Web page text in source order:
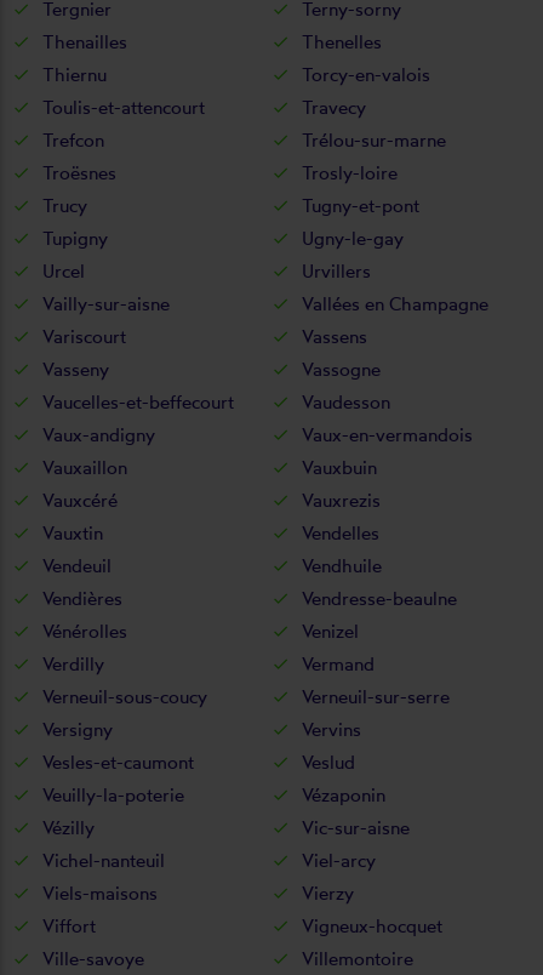
Tergnier
Terny-sorny
Thenailles
Thenelles
Thiernu
Torcy-en-valois
Toulis-et-attencourt
Travecy
Trefcon
Trélou-sur-marne
Troësnes
Trosly-loire
Trucy
Tugny-et-pont
Tupigny
Ugny-le-gay
Urcel
Urvillers
Vailly-sur-aisne
Vallées en Champagne
Variscourt
Vassens
Vasseny
Vassogne
Vaucelles-et-beffecourt
Vaudesson
Vaux-andigny
Vaux-en-vermandois
Vauxaillon
Vauxbuin
Vauxcéré
Vauxrezis
Vauxtin
Vendelles
Vendeuil
Vendhuile
Vendières
Vendresse-beaulne
Vénérolles
Venizel
Verdilly
Vermand
Verneuil-sous-coucy
Verneuil-sur-serre
Versigny
Vervins
Vesles-et-caumont
Veslud
Veuilly-la-poterie
Vézaponin
Vézilly
Vic-sur-aisne
Vichel-nanteuil
Viel-arcy
Viels-maisons
Vierzy
Viffort
Vigneux-hocquet
Ville-savoye
Villemontoire